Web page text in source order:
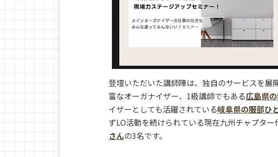
登壇いただいた講師陣は、独自のサービスを展
富なオーガナイザー、1級講師でもある広島県
イザーとしても活躍されている岐阜県の服部ひ
ずLO活動を続けられている現在九州チャプター
さんの3名です。